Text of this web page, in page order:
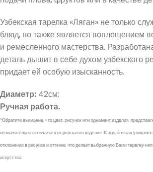
Узбекская тарелка «Ляган» не только
блюд, но также является воплощением
и ремесленного мастерства.
деталь дышит в себе духом узбекского
придает ей особую изысканность.
Диаметр: 42см;
Ручная работа.
*Обратите внимание, что цвет, рисунок или орнамент изделия,
незначительно отличаться от реального изделия. Каждый ляган
отклонения в рисунке и оттенке, что делает выбранную Вами тарелку
искусства.